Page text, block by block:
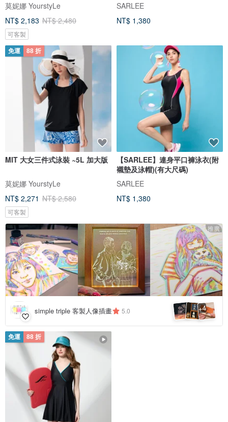
莫妮娜 YourstyLe
NT$ 2,183 NT$ 2,480
可客製
SARLEE
NT$ 1,380
免運 88 折
MIT 大女三件式泳裝 ~5L 加大版
莫妮娜 YourstyLe
NT$ 2,271 NT$ 2,580
可客製
【SARLEE】連身平口褲泳衣(附
襯墊及泳帽)(有大尺碼)
SARLEE
NT$ 1,380
推廣
simple triple 客製人像插畫 5.0 +4
免運 88 折